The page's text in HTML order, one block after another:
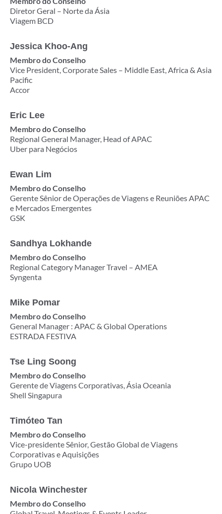
Diretor Geral – Norte da Ásia
Viagem BCD
Jessica Khoo-Ang
Membro do Conselho
Vice President, Corporate Sales – Middle East, Africa & Asia
Pacific
Accor
Eric Lee
Membro do Conselho
Regional General Manager, Head of APAC
Uber para Negócios
Ewan Lim
Membro do Conselho
Gerente Sênior de Operações de Viagens e Reuniões APAC
e Mercados Emergentes
GSK
Sandhya Lokhande
Membro do Conselho
Regional Category Manager Travel – AMEA
Syngenta
Mike Pomar
Membro do Conselho
General Manager : APAC & Global Operations
ESTRADA FESTIVA
Tse Ling Soong
Membro do Conselho
Gerente de Viagens Corporativas, Ásia Oceania
Shell Singapura
Timóteo Tan
Membro do Conselho
Vice-presidente Sênior, Gestão Global de Viagens
Corporativas e Aquisições
Grupo UOB
Nicola Winchester
Membro do Conselho